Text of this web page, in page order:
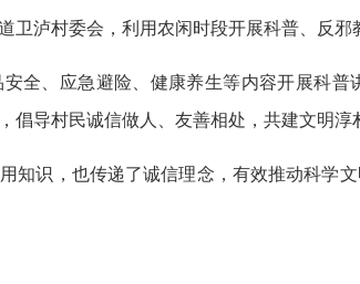
卫泸村委会，利用农闲时段开展科普、反邪
全、应急避险、健康养生等内容开展科
导村民诚信做人、友善相处，共建文明淳
知识，也传递了诚信理念，有效推动科学